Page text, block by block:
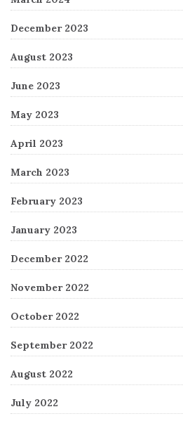
December 2023
August 2023
June 2023
May 2023
April 2023
March 2023
February 2023
January 2023
December 2022
November 2022
October 2022
September 2022
August 2022
July 2022